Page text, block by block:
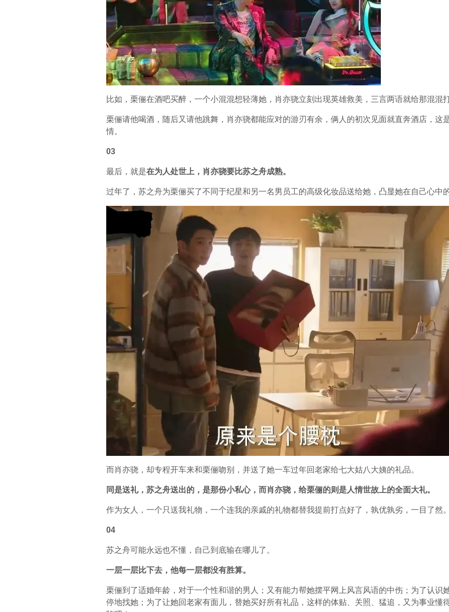
比如，栗俪在酒吧买醉，一个小混混想轻薄她，肖亦骁立刻出现英雄救美，三言两语就给那混混
栗俪请他喝酒，随后又请他跳舞，肖亦骁都能应对的游刃有余，俩人的初次见面就直奔酒店，这
情。
03
最后，就是在为人处世上，肖亦骁要比苏之舟成熟。
过年了，苏之舟为栗俪买了不同于纪星和另一名男员工的高级化妆品送给她，凸显她在自己心中
而肖亦骁，却专程开车来和栗俪吻别，并送了她一车过年回老家给七大姑八大姨的礼品。
同是送礼，苏之舟送出的，是那份小私心，而肖亦骁，给栗俪的则是人情世故上的全面大礼。
作为女人，一个只送我礼物，一个连我的亲戚的礼物都替我提前打点好了，孰优孰劣，一目了然
04
苏之舟可能永远也不懂，自己到底输在哪儿了。
一层一层比下去，他每一层都没有胜算。
栗俪到了适婚年龄，对于一个性和谐的男人；又有能力帮她摆平网上风言风语的中伤；为了认识
停地找她；为了让她回老家有面儿，替她买好所有礼品，这样的体贴、关照、猛追，又为事业懂